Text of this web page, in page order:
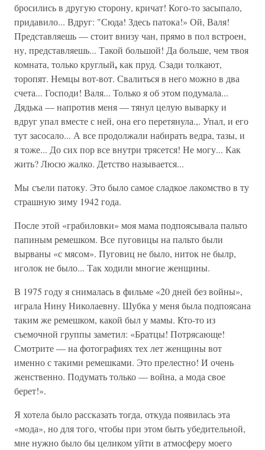
бросились в другую сторону, кричат! Кого-то засыпало,
придавило... Вдруг: "Сюда! Здесь патока!» Ой, Валя!
Представляешь — стоит внизу чан, прямо в пол встроен,
ну, представляешь... Такой большой! Да больше, чем твоя
комната, только круглый,как пруд. Сзади толкают,
торопят. Немцы вот-вот. Свалиться в него можно в два
счета... Господи! Валя... Только я об этом подумала...
Дядька — напротив меня — тянул целую выварку и
вдруг упал вместе с ней, она его перетянула.,. Упал, и его
тут засосало... А все продолжали набирать ведра, тазы, и
я тоже... До сих пор все внутри трясется! Не могу... Как
жить? Люсю жалко. Детство называется...
Мы съели патоку. Это было самое сладкое лакомство в ту
страшную зиму 1942 года.
После этой «грабиловки» моя мама подпоясывала пальто
папиным ремешком. Все пуговицы на пальто были
вырваны «с мясом». Пуговиц не было, ниток не былр,
иголок не было... Так ходили многие женщины.
В 1975 году я снималась в фильме «20 дней без войны»,
играла Нину Николаевну. Шубка у меня была подпоясана
таким же ремешком, какой был у мамы. Кто-то из
съемочной группы заметил: «Братцы! Потрясающе!
Смотрите — на фотографиях тех лет женщины вот
именно с такими ремешками. Это прелестно! И очень
женственно. Подумать только — война, а мода свое
берет!».
Я хотела было рассказать тогда, откуда появилась эта
«мода», но для того, чтобы при этом быть убедительной,
мне нужно было бы целиком уйти в атмосферу моего